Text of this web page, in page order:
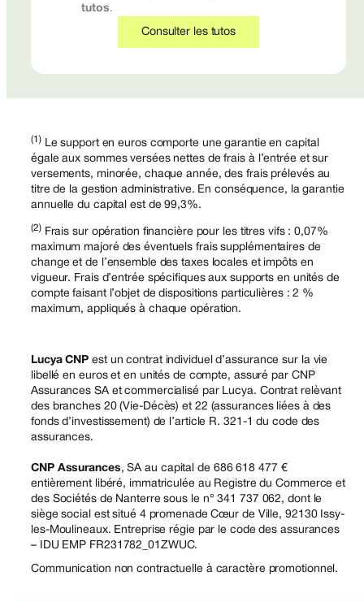
tutos.
Consulter les tutos
(1)Le support en euros comporte une garantie en capital
égale aux sommes versées nettes de frais à l’entrée et sur
versements, minorée, chaque année, des frais prélevés au
titre de la gestion administrative. En conséquence, la garantie
annuelle du capital est de 99,3%.
(2)Frais sur opération financière pour les titres vifs : 0,07%
maximum majoré des éventuels frais supplémentaires de
change et de l’ensemble des taxes locales et impôts en
vigueur. Frais d’entrée spécifiques aux supports en unités de
compte faisant l’objet de dispositions particulières : 2 %
maximum, appliqués à chaque opération.
Lucya CNP est un contrat individuel d’assurance sur la vie
libellé en euros et en unités de compte, assuré par CNP
Assurances SA et commercialisé par Lucya. Contrat relèvant
des branches 20 (Vie-Décès) et 22 (assurances liées à des
fonds d’investissement) de l’article R. 321-1 du code des
assurances.
CNP Assurances, SA au capital de 686 618 477 €
entièrement libéré, immatriculée au Registre du Commerce et
des Sociétés de Nanterre sous le n° 341 737 062, dont le
siège social est situé 4 promenade Cœur de Ville, 92130 Issy-
les-Moulineaux. Entreprise régie par le code des assurances
– IDU EMP FR231782_01ZWUC.
Communication non contractuelle à caractère promotionnel.